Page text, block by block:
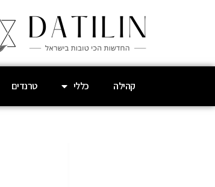
קהילה כללי טרנדים